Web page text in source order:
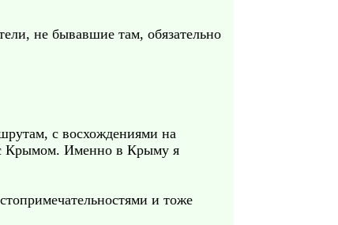
не бывавшие там, обязательно
с восхождениями на
с Крымом. Именно в Крыму я
и тоже